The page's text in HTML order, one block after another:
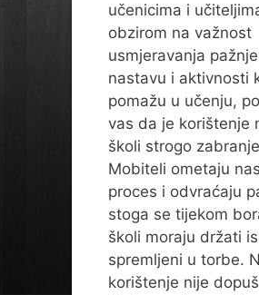
učenicima i
obzirom na važnost
usmjeravanja
nastavu i aktivnosti
pomažu u učenju,
vas da je korištenje
školi strogo
Mobiteli ometaju
proces i odvraćaju
stoga se tijekom
školi moraju držati
spremljeni u torbe.
korištenje nije